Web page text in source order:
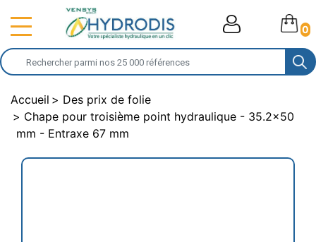
0
Accueil
Des prix de folie
Chape pour troisième point hydraulique - 35.2x50
mm - Entraxe 67 mm